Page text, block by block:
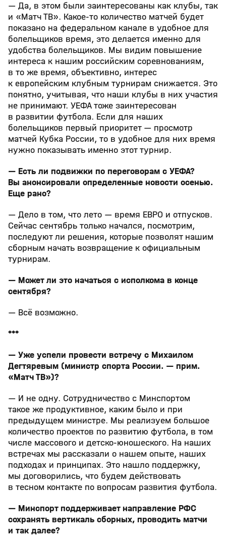
— Да, в этом были заинтересованы как клубы, так
и «Матч ТВ». Какое‑то количество матчей будет
показано на федеральном канале в удобное для
болельщиков время, это делается именно для
удобства болельщиков. Мы видим повышение
интереса к нашим российским соревнованиям,
в то же время, объективно, интерес
к европейским клубным турнирам снижается. Это
понятно, учитывая, что наши клубы в них участия
не принимают. УЕФА тоже заинтересован
в развитии футбола. Если для наших
болельщиков первый приоритет — просмотр
матчей Кубка России, то в удобное для них время
нужно показывать именно этот турнир.
— Есть ли подвижки по переговорам с УЕФА?
Вы анонсировали определенные новости осенью.
Еще рано?
— Дело в том, что лето — время ЕВРО и отпусков.
Сейчас сентябрь только начался, посмотрим,
последуют ли решения, которые позволят нашим
сборным начать возвращение к официальным
турнирам.
— Может ли это начаться с исполкома в конце
сентября?
— Всё возможно.
***
— Уже успели провести встречу с Михаилом
Дегтяревым (министр спорта России. — прим.
«Матч ТВ»)?
— И не одну. Сотрудничество с Минспортом
такое же продуктивное, каким было и при
предыдущем министре. Мы реализуем большое
количество проектов по развитию футбола, в том
числе массового и детско‑юношеского. На наших
встречах мы рассказали о нашем опыте, наших
подходах и принципах. Это нашло поддержку,
мы договорились, что будем действовать
в тесном контакте по вопросам развития футбола.
— Минспорт поддерживает направление РФС
сохранять вертикаль сборных, проводить матчи
и так далее?